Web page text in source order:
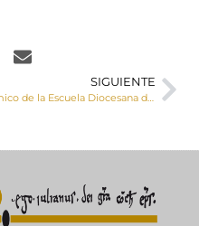
SIGUIENTE
Apertura del curso académico de la Escuela Diocesana de Ciencias Religiosas 2021-2022